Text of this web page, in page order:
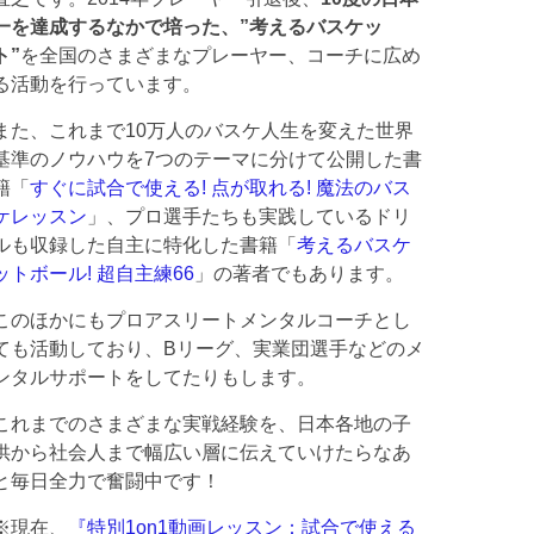
を達成するなかで培った、”考えるバスケッ
”を全国のさまざまなプレーヤー、コーチに広め
活動を行っています。
た、これまで10万人のバスケ人生を変えた世界
準のノウハウを7つのテーマに分けて公開した書
「すぐに試合で使える! 点が取れる! 魔法のバス
レッスン 」、プロ選手たちも実践しているドリ
も収録した自主に特化した書籍「考えるバスケ
トボール! 超自主練66 」の著者でもあります。
のほかにもプロアスリートメンタルコーチとし
も活動しており、Bリーグ、実業団選手などのメ
タルサポートをしてたりもします。
れまでのさまざまな実戦経験を、日本各地の子
から社会人まで幅広い層に伝えていけたらなあ
毎日全力で奮闘中です！
在、 『特別1on1動画レッスン：試合で使える